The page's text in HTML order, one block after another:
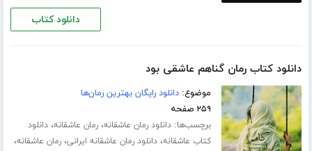
دانلود کتاب
دانلود کتاب رمان گناهم عاشقی بود
موضوع:دانلود رایگان بهترین رمان‌ها
۲۵۹ صفحه
برچسب‌ها:دانلود رمان عاشقانه،رمان عاشقانه،دانلود
کتاب عاشقانه،دانلود رمان عاشقانه ایرانی،رمان عاشقانه،